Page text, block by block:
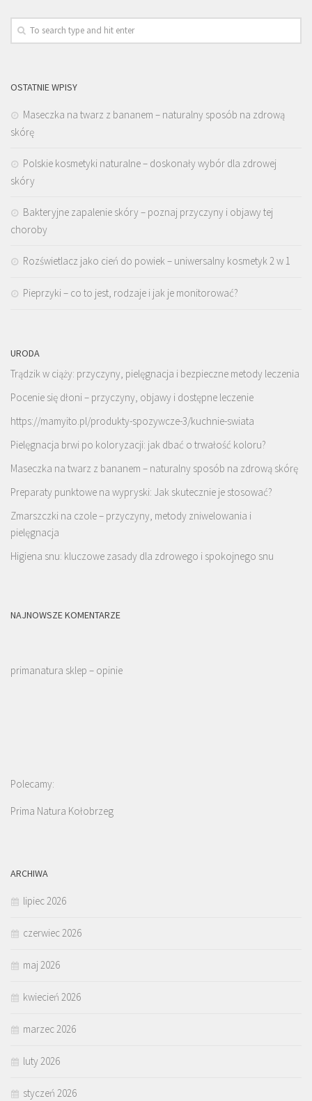
OSTATNIE WPISY
Maseczka na twarz z bananem – naturalny sposób na zdrową
skórę
Polskie kosmetyki naturalne – doskonały wybór dla zdrowej
skóry
Bakteryjne zapalenie skóry – poznaj przyczyny i objawy tej
choroby
Rozświetlacz jako cień do powiek – uniwersalny kosmetyk 2 w 1
Pieprzyki – co to jest, rodzaje i jak je monitorować?
URODA
Trądzik w ciąży: przyczyny, pielęgnacja i bezpieczne metody leczenia
Pocenie się dłoni – przyczyny, objawy i dostępne leczenie
https://mamyito.pl/produkty-spozywcze-3/kuchnie-swiata
Pielęgnacja brwi po koloryzacji: jak dbać o trwałość koloru?
Maseczka na twarz z bananem – naturalny sposób na zdrową skórę
Preparaty punktowe na wypryski: Jak skutecznie je stosować?
Zmarszczki na czole – przyczyny, metody zniwelowania i
pielęgnacja
Higiena snu: kluczowe zasady dla zdrowego i spokojnego snu
NAJNOWSZE KOMENTARZE
primanatura sklep – opinie
Polecamy:
Prima Natura Kołobrzeg
ARCHIWA
lipiec 2026
czerwiec 2026
maj 2026
kwiecień 2026
marzec 2026
luty 2026
styczeń 2026